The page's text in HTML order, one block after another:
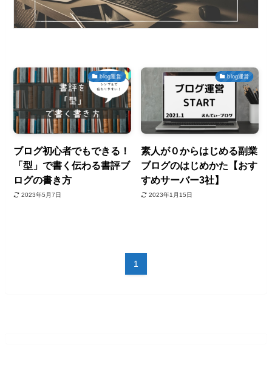
blog運営
ブログ初心者でもできる！
「型」で書く伝わる書評ブ
ログの書き方
2023年5月7日
blog運営
素人が０からはじめる副業
ブログのはじめかた【おす
すめサーバー3社】
2023年1月15日
1